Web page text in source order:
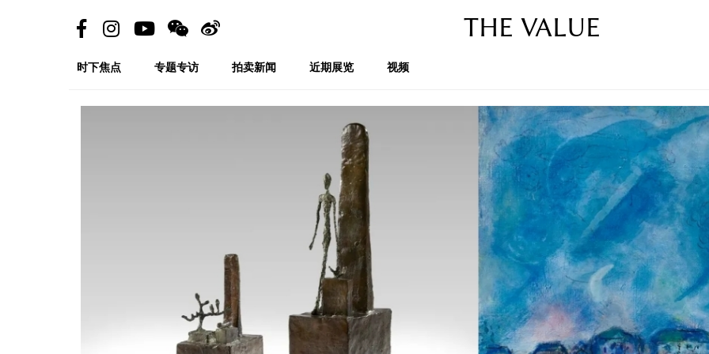
THE VALUE
时下焦点 专题专访 拍卖新闻 近期展览 视频